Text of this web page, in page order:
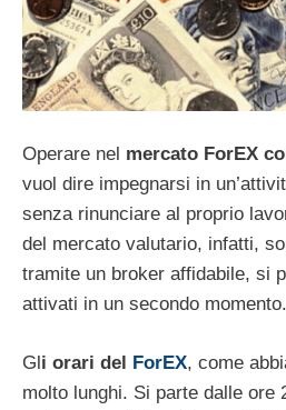
Operare nel mercato ForEX
vuol dire impegnarsi in
senza rinunciare al proprio
del mercato valutario, infatti,
tramite un broker affidabile, si
attivati in un secondo momento.
Gli orari del ForEX, come
molto lunghi. Si parte dalle ore